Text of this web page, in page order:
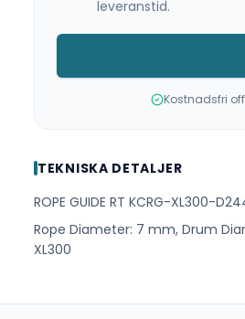
leveranstid.
Kostnadsfri
TEKNISKA DETALJER
ROPE GUIDE RT KCRG-XL300-
Rope Diameter: 7 mm, Drum
XL300